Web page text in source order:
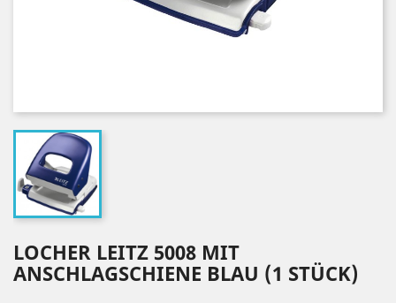
LOCHER LEITZ 5008 MIT
ANSCHLAGSCHIENE BLAU (1 STÜCK)